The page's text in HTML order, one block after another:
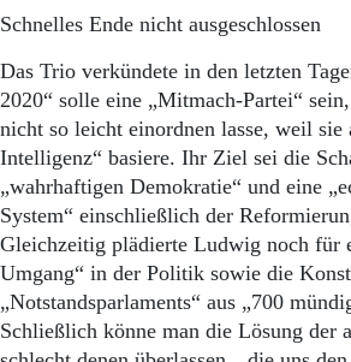
Impressum
Schnelles Ende nicht ausgeschlossen
Das Trio verkündete in den letzten
2020“ solle eine „Mitmach-Partei“
nicht so leicht einordnen lasse, weil sie
Intelligenz“ basiere. Ihr Ziel sei die
„wahrhaftigen Demokratie“ und eine
System“ einschließlich der
Gleichzeitig plädierte Ludwig noch für
Umgang“ in der Politik sowie die
„Notstandsparlaments“ aus „700
Schließlich könne man die Lösung der